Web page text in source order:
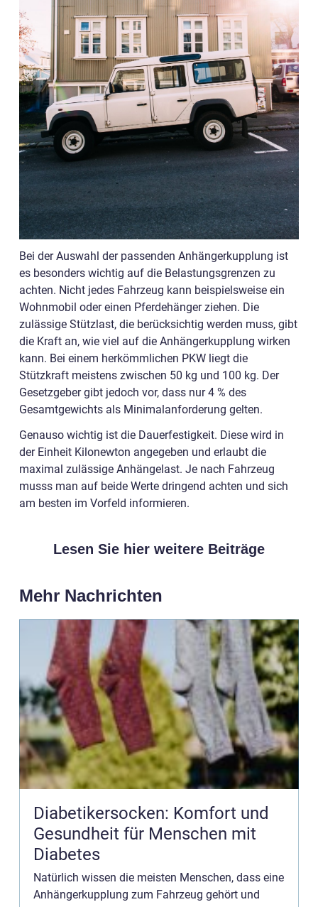
Bei der Auswahl der passenden Anhängerkupplung ist
es besonders wichtig auf die Belastungsgrenzen zu
achten. Nicht jedes Fahrzeug kann beispielsweise ein
Wohnmobil oder einen Pferdehänger ziehen. Die
zulässige Stützlast, die berücksichtig werden muss, gibt
die Kraft an, wie viel auf die Anhängerkupplung wirken
kann. Bei einem herkömmlichen PKW liegt die
Stützkraft meistens zwischen 50 kg und 100 kg. Der
Gesetzgeber gibt jedoch vor, dass nur 4 % des
Gesamtgewichts als Minimalanforderung gelten.
Genauso wichtig ist die Dauerfestigkeit. Diese wird in
der Einheit Kilonewton angegeben und erlaubt die
maximal zulässige Anhängelast. Je nach Fahrzeug
musss man auf beide Werte dringend achten und sich
am besten im Vorfeld informieren.
Lesen Sie hier weitere Beiträge
Mehr Nachrichten
Diabetikersocken: Komfort und
Gesundheit für Menschen mit
Diabetes
Natürlich wissen die meisten Menschen, dass eine
Anhängerkupplung zum Fahrzeug gehört und